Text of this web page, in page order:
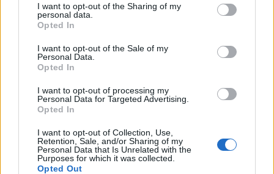
I want to opt-out of the Sharing of my
personal data.
Opted In
I want to opt-out of the Sale of my
Personal Data.
Opted In
I want to opt-out of processing my
Personal Data for Targeted Advertising.
Opted In
I want to opt-out of Collection, Use,
Retention, Sale, and/or Sharing of my
Personal Data that Is Unrelated with the
Purposes for which it was collected.
Opted Out
mettendo vincoli o imponendo layout ridicoli. Per
esempio, Ryanair ha deciso, giustamente perché
piuttosto non vola, di non rispettare il
distanziamento (tecnicamente impossibile a meno
valori folli i prezzi). Chi vuol volare alle tariffe di
prima, indossi mascherina e guanti, e si prenda il
rischio, ovvero stia a casa. Ovvero si compri un
Gulfstream.